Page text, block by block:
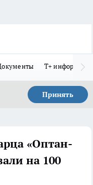
Т+
Принять
«Оптан-
на 100